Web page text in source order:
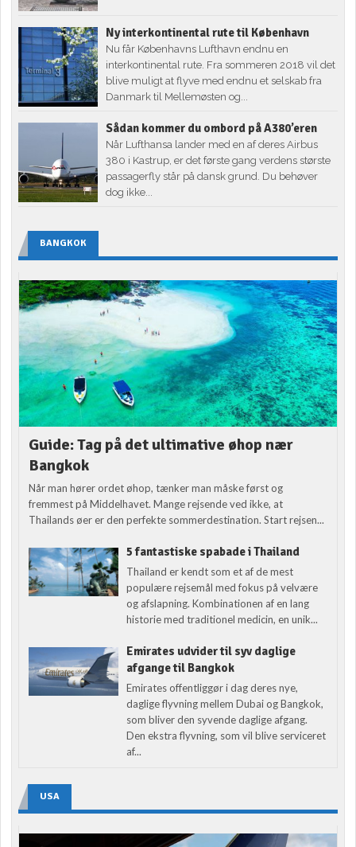
Ny interkontinental rute til København
Nu får Københavns Lufthavn endnu en
interkontinental rute. Fra sommeren 2018 vil det
blive muligt at flyve med endnu et selskab fra
Danmark til Mellemøsten og...
Sådan kommer du ombord på A380’eren
Når Lufthansa lander med en af deres Airbus
380 i Kastrup, er det første gang verdens største
passagerfly står på dansk grund. Du behøver
dog ikke...
BANGKOK
Guide: Tag på det ultimative øhop nær
Bangkok
Når man hører ordet øhop, tænker man måske først og
fremmest på Middelhavet. Mange rejsende ved ikke, at
Thailands øer er den perfekte sommerdestination. Start rejsen...
5 fantastiske spabade i Thailand
Thailand er kendt som et af de mest
populære rejsemål med fokus på velvære
og afslapning. Kombinationen af en lang
historie med traditionel medicin, en unik...
Emirates udvider til syv daglige
afgange til Bangkok
Emirates offentliggør i dag deres nye,
daglige flyvning mellem Dubai og Bangkok,
som bliver den syvende daglige afgang.
Den ekstra flyvning, som vil blive serviceret
af...
USA